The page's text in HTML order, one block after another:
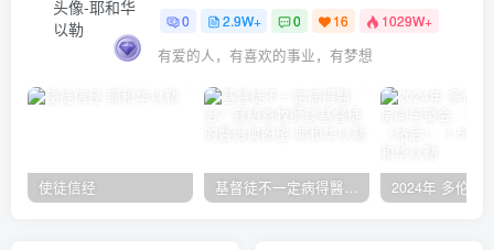
0 2.9W+ 0 16 1029W+
有爱的人，有喜欢的事业，有梦想
使徒信经 基督徒不一定病得醫治？寇紹恩牧師談基督徒的醫治與盼望